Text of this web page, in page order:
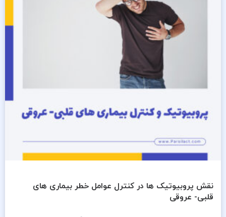
نقش پروبیوتیک ها در کنترل عوامل خطر بیماری های
قلبی- عروقی